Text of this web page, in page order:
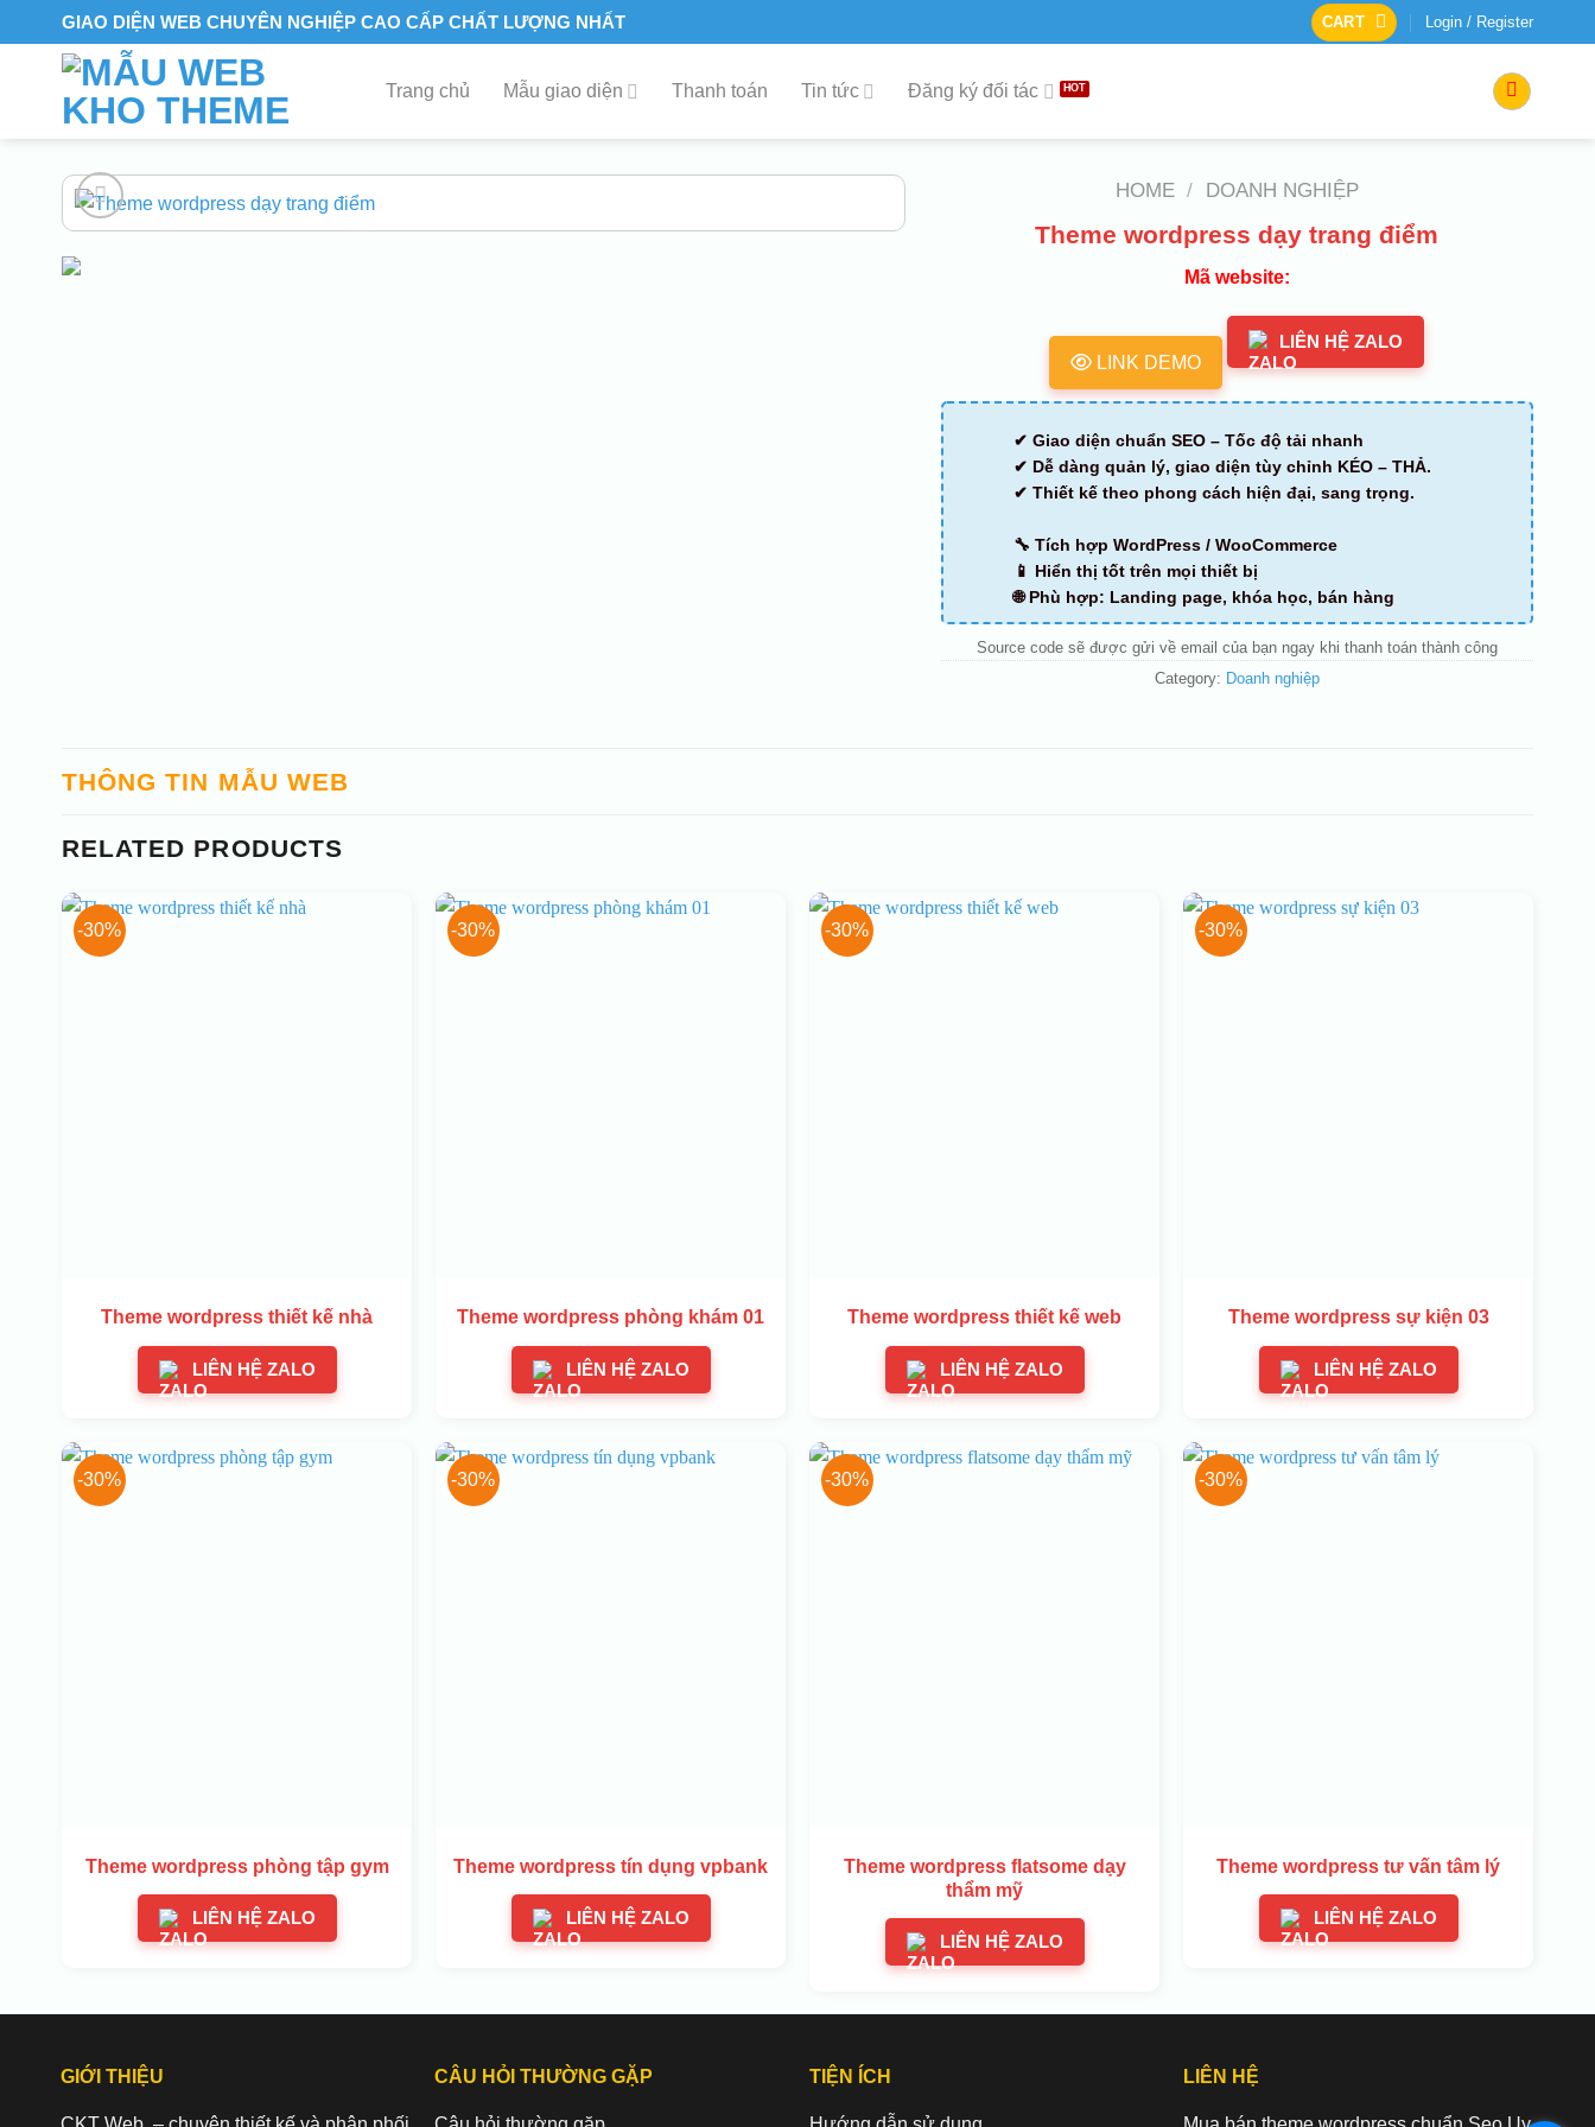
to
GIAO DIỆN WEB CHUYÊN NGHIỆP CAO CẤP CHẤT LƯỢNG NHẤT CART Login / Register
Trang chủ Mẫu giao diện Thanh toán Tin tức Đăng ký đối tác
HOME / DOANH NGHIỆP
Theme wordpress dạy trang điểm
Mã website:
LINK DEMO
LIÊN HỆ ZALO
✔ Giao diện chuẩn SEO – Tốc độ tải nhanh
✔ Dễ dàng quản lý, giao diện tùy chỉnh KÉO – THẢ.
✔ Thiết kế theo phong cách hiện đại, sang trọng.
🔧 Tích hợp WordPress / WooCommerce
📱 Hiển thị tốt trên mọi thiết bị
🌐 Phù hợp: Landing page, khóa học, bán hàng
Source code sẽ được gửi về email của bạn ngay khi thanh toán thành công
Category: Doanh nghiệp
THÔNG TIN MẪU WEB
RELATED PRODUCTS
-30%
Theme wordpress thiết kế nhà
LIÊN HỆ ZALO
-30%
Theme wordpress phòng khám 01
LIÊN HỆ ZALO
-30%
Theme wordpress thiết kế web
LIÊN HỆ ZALO
-30%
Theme wordpress sự kiện 03
LIÊN HỆ ZALO
-30%
Theme wordpress phòng tập gym
LIÊN HỆ ZALO
-30%
Theme wordpress tín dụng vpbank
LIÊN HỆ ZALO
-30%
Theme wordpress flatsome dạy
thẩm mỹ
LIÊN HỆ ZALO
-30%
Theme wordpress tư vấn tâm lý
LIÊN HỆ ZALO
GIỚI THIỆU CÂU HỎI THƯỜNG GẶP TIỆN ÍCH LIÊN HỆ